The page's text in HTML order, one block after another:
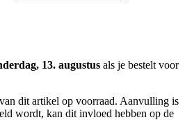
13. augustus als je bestelt voor
dit artikel op voorraad. Aanvulling is
wordt, kan dit invloed hebben op de